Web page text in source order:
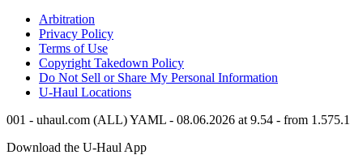
Arbitration
Privacy Policy
Terms of Use
Copyright Takedown Policy
Do Not Sell or Share My Personal Information
U-Haul Locations
001 - uhaul.com (ALL) YAML - 08.06.2026 at 9.54 - from 1.575.1
Download the U-Haul App